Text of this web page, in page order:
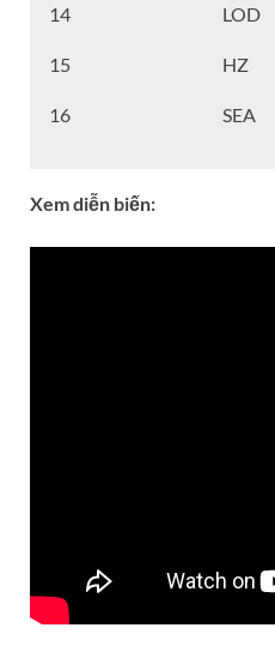
14 LOD
15 HZ
16 SEA
Xem diễn biến: